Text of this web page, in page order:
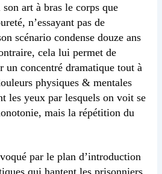
son art à bras le corps que
n’essayant pas de
scénario condense douze ans
cela lui permet de
un concentré dramatique tout à
physiques & mentales
les yeux par lesquels on voit se
mais la répétition du
par le plan d’introduction
qui hantent les prisonniers,